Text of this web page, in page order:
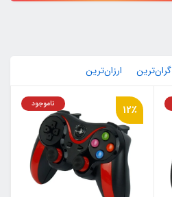
گران‌ترین ارزان‌ترین
12٪ ناموجود